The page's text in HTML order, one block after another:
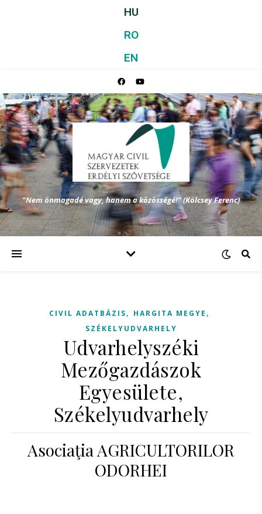
HU
RO
EN
"Nem önmagadé vagy, hanem a közösségé!" (Kölcsey Ferenc)
CIVIL ADATBÁZIS, HARGITA MEGYE ,
SZÉKELYUDVARHELY
Udvarhelyszéki
Mezőgazdászok
Egyesülete,
Székelyudvarhely
Asociaţia AGRICULTORILOR
ODORHEI